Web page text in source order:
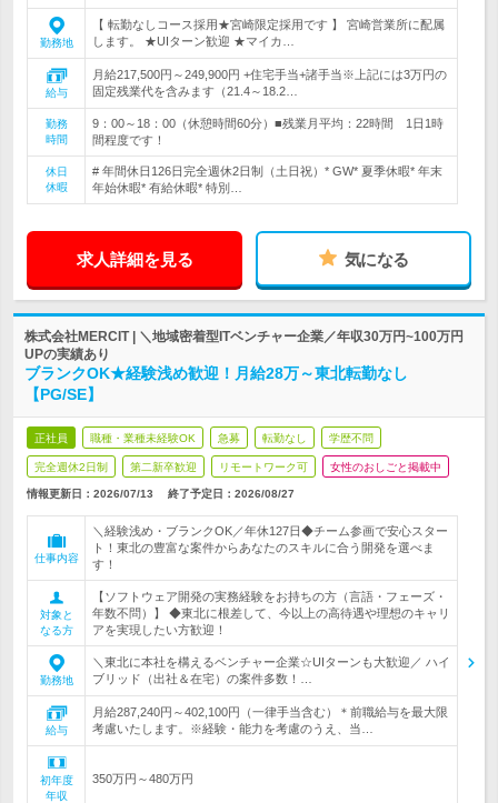
勤務地
【 転勤なしコース採用★宮崎限定採用です 】 宮崎営業所に配属
します。 ★UIターン歓迎 ★マイカ…
給与
月給217,500円～249,900円 +住宅手当+諸手当※上記には3万円の
固定残業代を含みます（21.4～18.2…
勤務
時間
9：00～18：00（休憩時間60分）■残業月平均：22時間 1日1時
間程度です！
休日
休暇
# 年間休日126日完全週休2日制（土日祝）* GW* 夏季休暇* 年末
年始休暇* 有給休暇* 特別…
求人詳細を見る 気になる
株式会社MERCIT | ＼地域密着型ITベンチャー企業／年収30万円~100万円
UPの実績あり
ブランクOK★経験浅め歓迎！月給28万～東北転勤なし
【PG/SE】
正社員 職種・業種未経験OK 急募 転勤なし 学歴不問
完全週休2日制 第二新卒歓迎 リモートワーク可 女性のおしごと掲載中
情報更新日：2026/07/13 終了予定日： 2026/08/27
仕事内容
＼経験浅め・ブランクOK／年休127日◆チーム参画で安心スター
ト！東北の豊富な案件からあなたのスキルに合う開発を選べま
す！
対象と
なる方
【ソフトウェア開発の実務経験をお持ちの方（言語・フェーズ・
年数不問）】 ◆東北に根差して、今以上の高待遇や理想のキャリ
アを実現したい方歓迎！
勤務地
＼東北に本社を構えるベンチャー企業☆UIターンも大歓迎／ ハイ
ブリッド（出社＆在宅）の案件多数！…
給与
月給287,240円～402,100円（一律手当含む）＊前職給与を最大限
考慮いたします。※経験・能力を考慮のうえ、当…
初年度
年収
350万円～480万円